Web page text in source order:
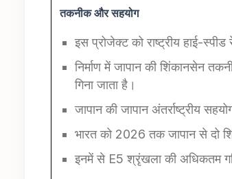
तकनीक और सहयोग
इस प्रोजेक्ट को राष्ट्रीय हाई-
निर्माण में जापान की शिंकानसेन
गिना जाता है।
जापान की जापान अंतर्राष्ट्रीय
भारत को 2026 तक जापान से दो
इनमें से E5 श्रृंखला की अधिकतम